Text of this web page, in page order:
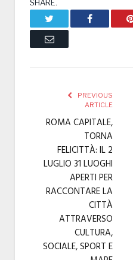
SHARE.
Facebook
Email
PREVIOUS
ARTICLE
ROMA CAPITALE,
TORNA
FELICITTÀ: IL 2
LUGLIO 31 LUOGHI
APERTI PER
RACCONTARE LA
CITTÀ
ATTRAVERSO
CULTURA,
SOCIALE, SPORT E